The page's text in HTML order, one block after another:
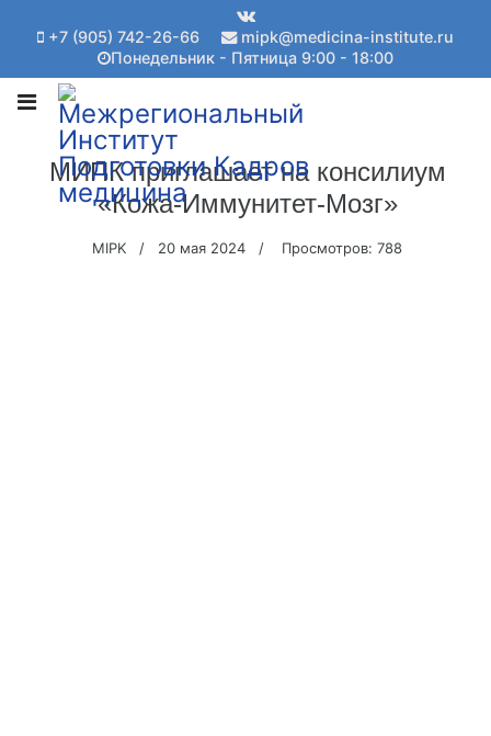
+7 (905) 742-26-66
mipk@medicina-institute.ru
Понедельник - Пятница 9:00 - 18:00
МИПК приглашает на консилиум
«Кожа-Иммунитет-Мозг»
MIPK 20 мая 2024 Просмотров: 788